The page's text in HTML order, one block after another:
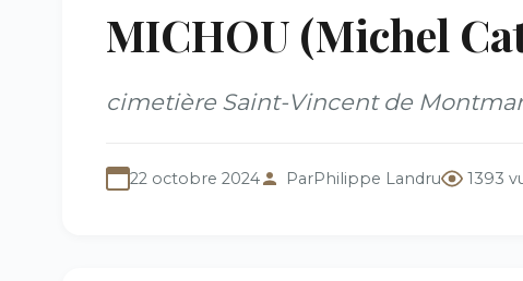
MICHOU (Michel
cimetière Saint-Vincent de
22 octobre 2024 ParPhilippe Landru 1393